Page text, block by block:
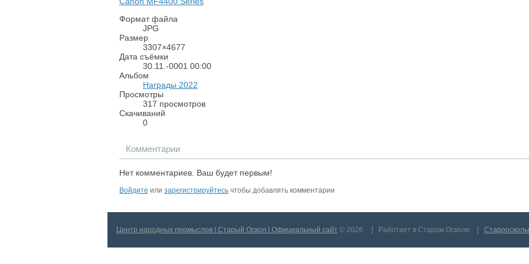
Формат файла
JPG
Размер
3307×4677
Дата съёмки
30.11.-0001 00:00
Альбом
Награды 2022
Просмотры
317 просмотров
Скачиваний
0
Комментарии
Нет комментариев. Ваш будет первым!
Войдите или зарегистрируйтесь чтобы добавлять комментарии
Центр народных промыслов | Старый Оскол | Официальный сайт © 2026 Работает в Старом Осколе